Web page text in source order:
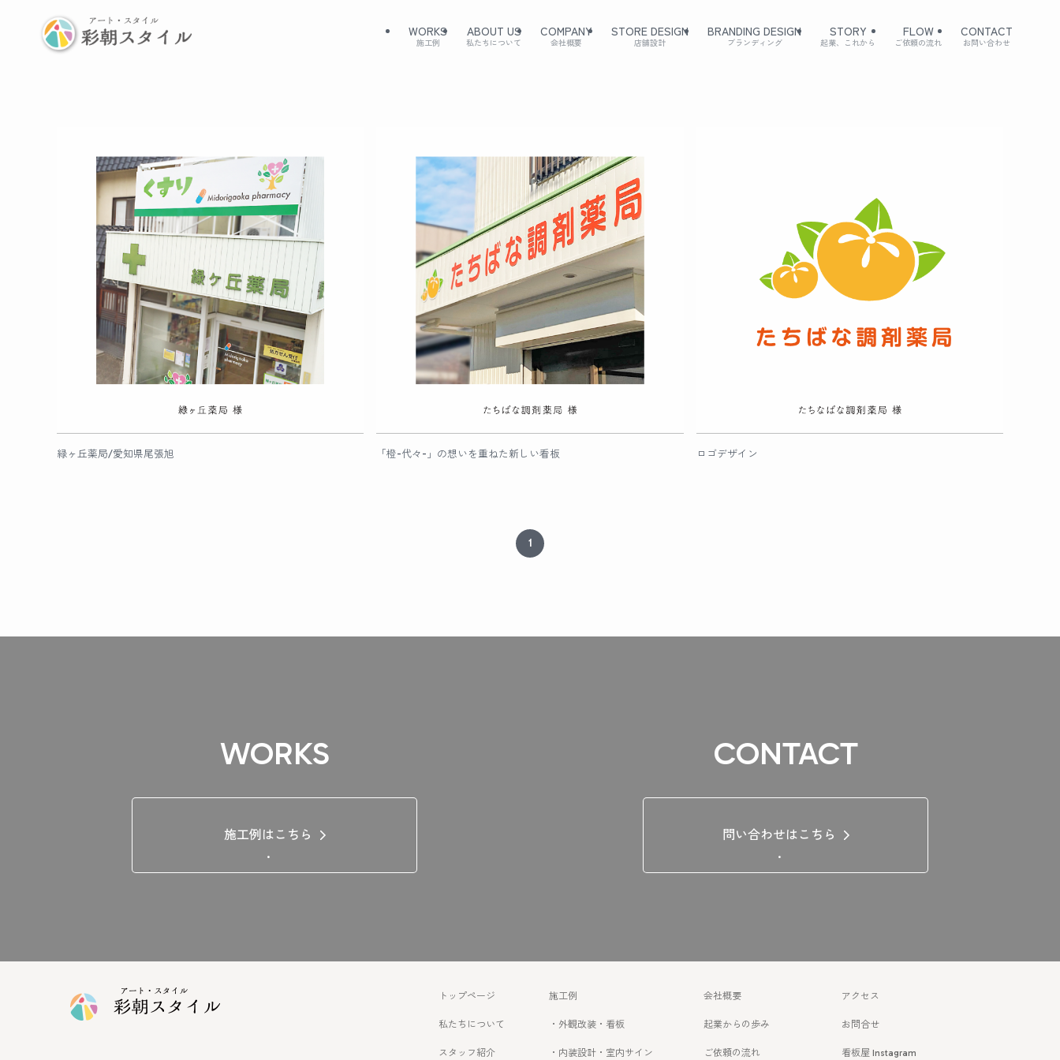
WORKS
施工例
ABOUT US
私たちについて
COMPANY
会社概要
STORE DESIGN
店舗設計
BRANDING DESIGN
ブランディング
STORY
起業、これから
FLOW
ご依頼の流れ
CONTACT
お問い合わせ
緑ヶ丘薬局/愛知県尾張旭 「橙-代々-」の想いを重ねた新しい看板 ロゴデザイン
1
WORKS
施工例はこちら
.
CONTACT
問い合わせはこちら
.
トップページ
私たちについて
スタッフ紹介
施工例
・外観改装・看板
・内装設計・室内サイン
会社概要
起業からの歩み
ご依頼の流れ
アクセス
お問合せ
看板屋 Instagram